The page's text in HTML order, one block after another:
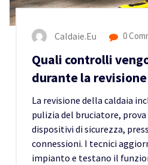
Caldaie.eu 0
Quali controlli
durante la
La revisione della caldaia
pulizia del bruciatore,
dispositivi di sicurezza,
connessioni. I tecnici
impianto e testano il